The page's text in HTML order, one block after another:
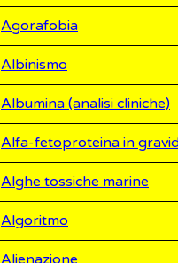
Agorafobia
Albinismo
Albumina (analisi cliniche)
Alfa-fetoproteina in
Alghe tossiche marine
Algoritmo
Alienazione